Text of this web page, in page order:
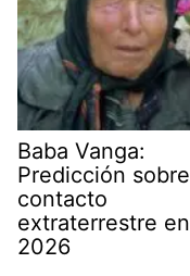
Baba Vanga:
Predicción sobre
contacto
extraterrestre en
2026